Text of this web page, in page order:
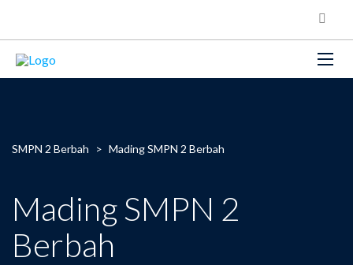
SMPN 2 Berbah > Mading SMPN 2 Berbah
Mading SMPN 2
Berbah